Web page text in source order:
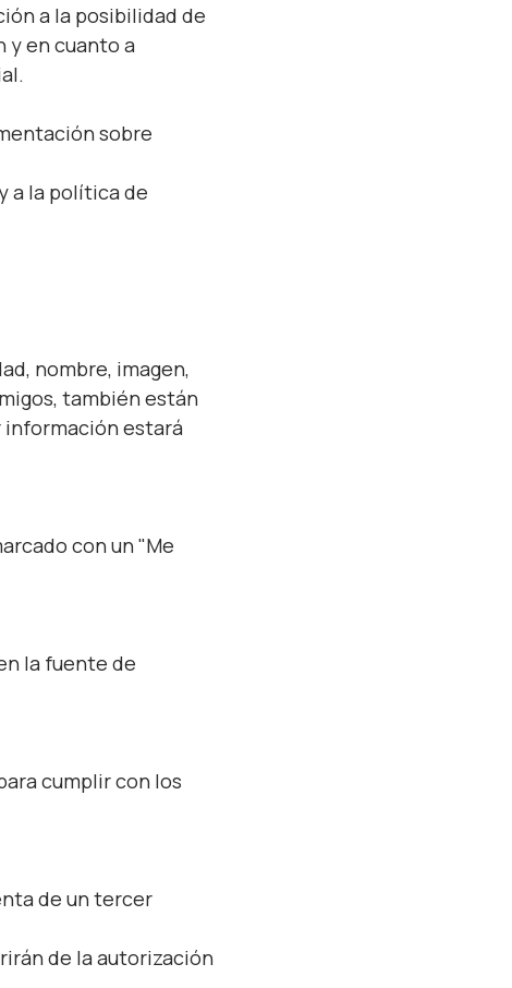
a la posibilidad de
y en cuanto a
sobre
a la política de
nombre, imagen,
también están
información estará
con un "Me
la fuente de
cumplir con los
de un tercer
de la autorización